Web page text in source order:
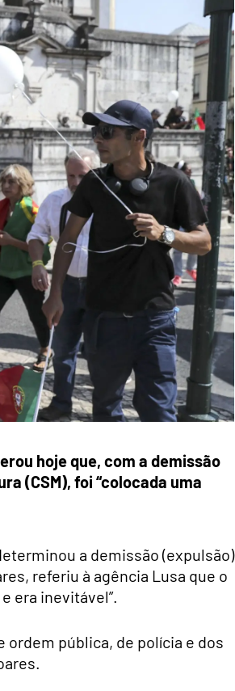
hoje que, com a demissão
(CSM), foi “colocada uma
a demissão (expulsão)
referiu à agência Lusa que o
era inevitável”.
ordem pública, de polícia e dos